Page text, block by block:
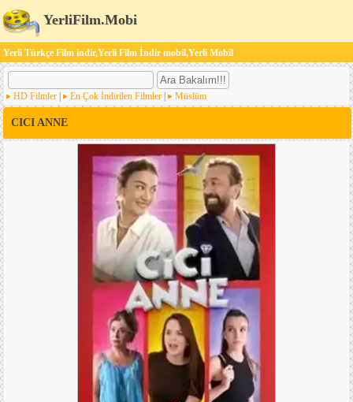
YerliFilm.Mobi
Yerli Türkçe Film indir,Yerli Film İndir mobil,Yerli Mobil
HD Filmler En Çok İndirilen Filmler Müslüm
CICI ANNE